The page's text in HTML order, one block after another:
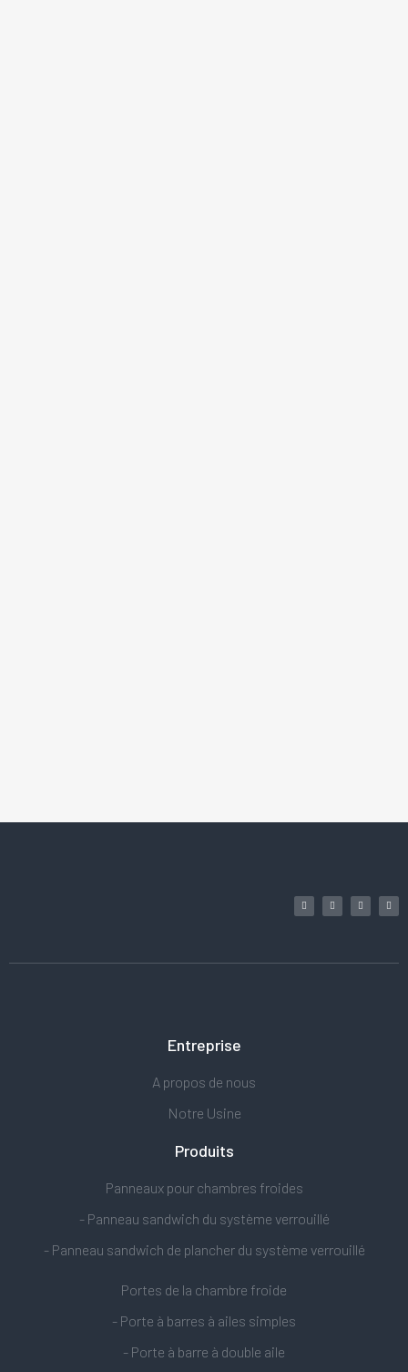
Entreprise
A propos de nous
Notre Usine
Produits
Panneaux pour chambres froides
- Panneau sandwich du système verrouillé
- Panneau sandwich de plancher du système verrouillé
Portes de la chambre froide
- Porte à barres à ailes simples
- Porte à barre à double aile